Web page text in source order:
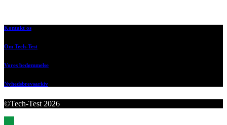
Kontakt os
Om Tech-Test
Vores bedømmelse
Nyhedsbrevsarkiv
©Tech-Test 2026